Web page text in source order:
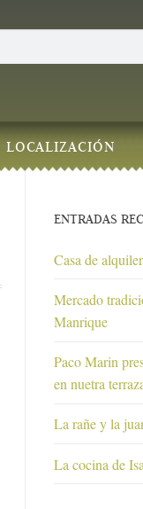
LOCALIZACIÓN
ENTRADAS
Casa de
Mercado
Manrique
Paco Marin
en nuetra
La rañe y la
La cocina de